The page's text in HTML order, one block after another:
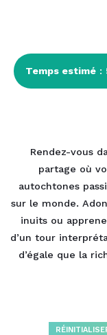
Temps estimé :
Rendez-vous
partage où
autochtones
sur le monde.
inuits ou
d’un tour
d’égale que la